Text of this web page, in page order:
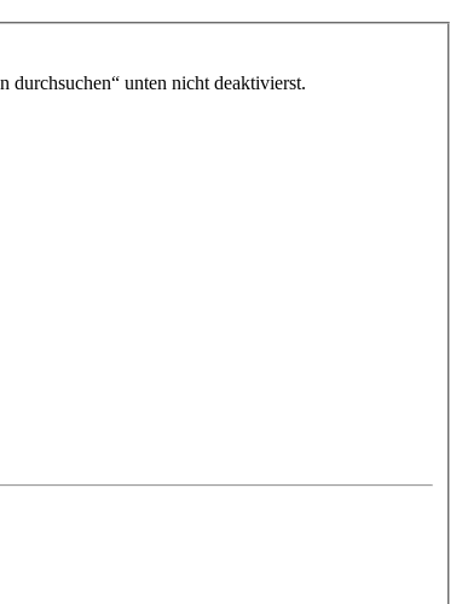
durchsuchen“ unten nicht deaktivierst.